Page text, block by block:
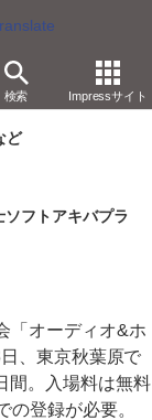
検索 Impressサイト
ど
フトアキバプラ
「オーディオ&ホ
、東京秋葉原で
間。入場料は無料
登録が必要。